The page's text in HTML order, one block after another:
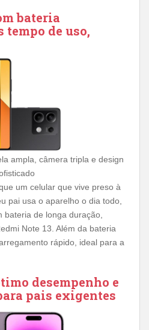
bateria
tempo de uso,
ampla, câmera tripla e design
um celular que vive preso à
pai usa o aparelho o dia todo,
bateria de longa duração,
Note 13. Além da bateria
rápido, ideal para a
desempenho e
pais exigentes